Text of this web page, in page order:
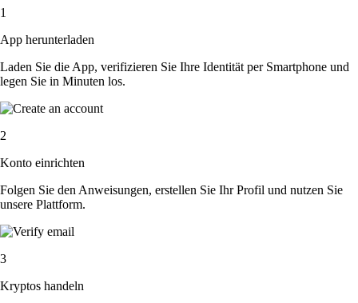
1
App herunterladen
Laden Sie die App, verifizieren Sie Ihre Identität per Smartphone und
legen Sie in Minuten los.
2
Konto einrichten
Folgen Sie den Anweisungen, erstellen Sie Ihr Profil und nutzen Sie
unsere Plattform.
3
Kryptos handeln